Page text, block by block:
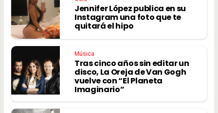
Jennifer López publica en su
Instagram una foto que te
quitará el hipo
Música
Tras cinco años sin editar un
disco, La Oreja de Van Gogh
vuelve con “El Planeta
Imaginario”